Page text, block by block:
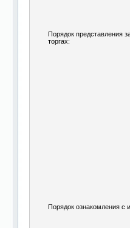
Порядок представления
торгах:
Порядок ознакомления с